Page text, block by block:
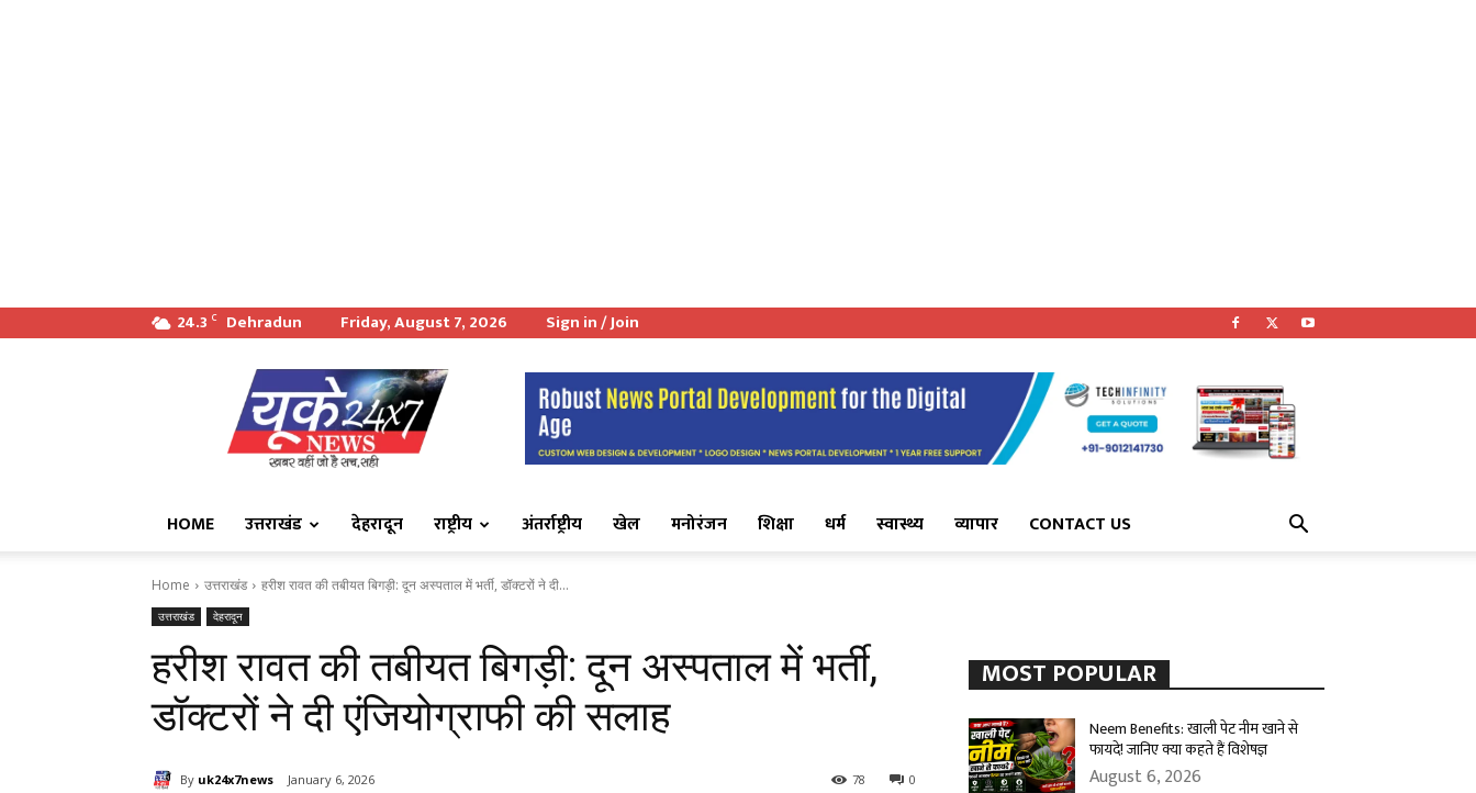
24.3 C Dehradun Friday, August 7, 2026 Sign in / Join
खबर
वही
जो
सच
HOME उत्तराखंड देहरादून राष्ट्रीय अंतर्राष्ट्रीय खेल मनोरंजन शिक्षा धर्म स्वास्थ्य व्यापार CONTACT US
Home उत्तराखंड हरीश रावत की तबीयत बिगड़ी: दून अस्पताल में भर्ती, डॉक्टरों ने दी...
उत्तराखंड देहरादून
हरीश रावत की तबीयत बिगड़ी: दून अस्पताल में भर्ती,
डॉक्टरों ने दी एंजियोग्राफी की सलाह
By uk24x7news January 6, 2026 0
78
MOST POPULAR
Neem Benefits: खाली पेट नीम खाने से
फायदे! जानिए क्या कहते हैं विशेषज्ञ
August 6, 2026